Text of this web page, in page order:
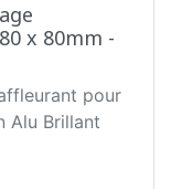
x 80mm -
pour
Alu Brillant